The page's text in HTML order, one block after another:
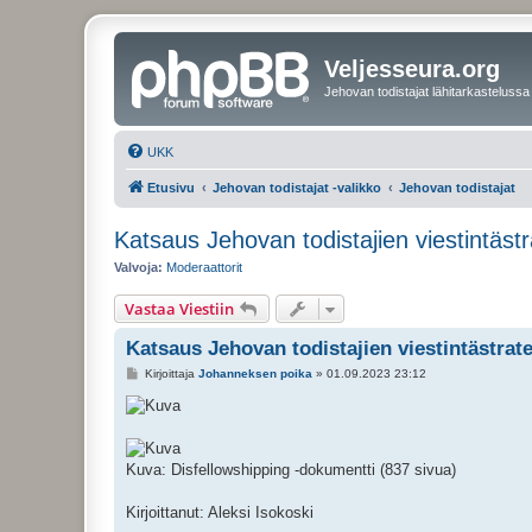
Veljesseura.org
Jehovan todistajat lähitarkastelussa
UKK
Etusivu Jehovan todistajat -valikko Jehovan todistajat
Katsaus Jehovan todistajien
Valvoja: Moderaattorit
Vastaa Viestiin
Katsaus Jehovan todistajien
V
e
s
i
Kirjoittaja Johanneksen poika » 01.09.2023 23:12
Kuva: Disfellowshipping -dokumentti (837 sivua)
Kirjoittanut: Aleksi Isokoski